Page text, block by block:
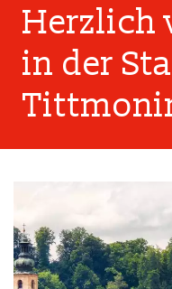
Herzlich
in der